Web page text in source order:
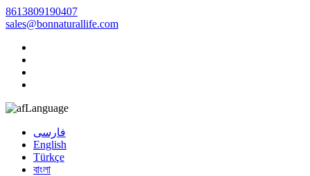
8613809190407
sales@bonnaturallife.com
Language
فارسی
English
Türkçe
বাংলা